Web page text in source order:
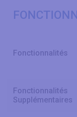
Fonctionnalités
Fonctionnalités
Supplémentaires